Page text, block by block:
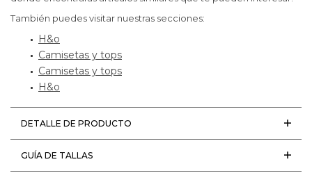
También puedes visitar nuestras secciones:
H&o
Camisetas y tops
Camisetas y tops
H&o
DETALLE DE PRODUCTO
GUÍA DE TALLAS